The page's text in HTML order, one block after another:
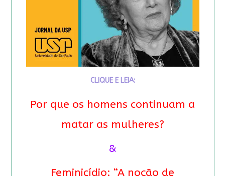
CLIQUE E LEIA:
Por que os homens continuam a
matar as mulheres?
&
Feminicídio: “A noção de